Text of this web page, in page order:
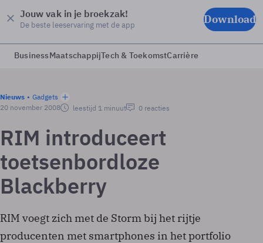
Jouw vak in je broekzak!
De beste leeservaring met de app Download
BusinessMaatschappijTech & ToekomstCarrière
Nieuws
Gadgets
20 november 2008
leestijd 1 minuut 0 reacties
RIM introduceert
toetsenbordloze
Blackberry
RIM voegt zich met de Storm bij het rijtje
producenten met smartphones in het portfolio